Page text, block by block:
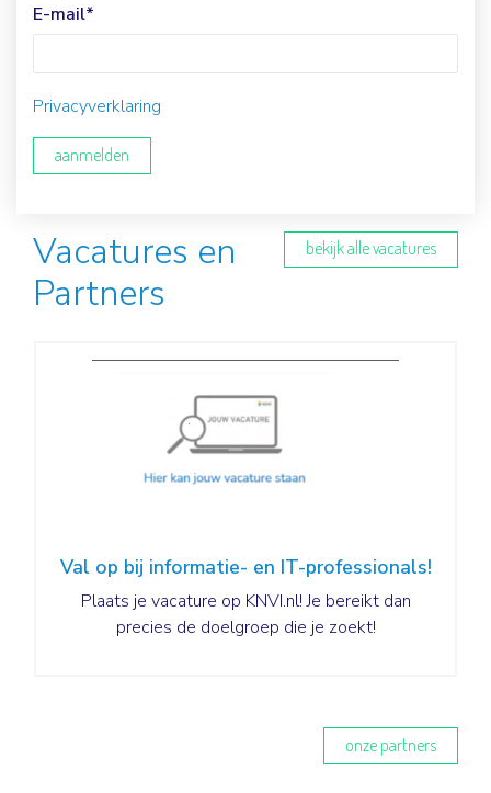
E-mail*
Privacyverklaring
aanmelden
Vacatures en
Partners
bekijk alle vacatures
Val op bij informatie- en IT-professionals!
Plaats je vacature op KNVI.nl! Je bereikt dan
precies de doelgroep die je zoekt!
onze partners